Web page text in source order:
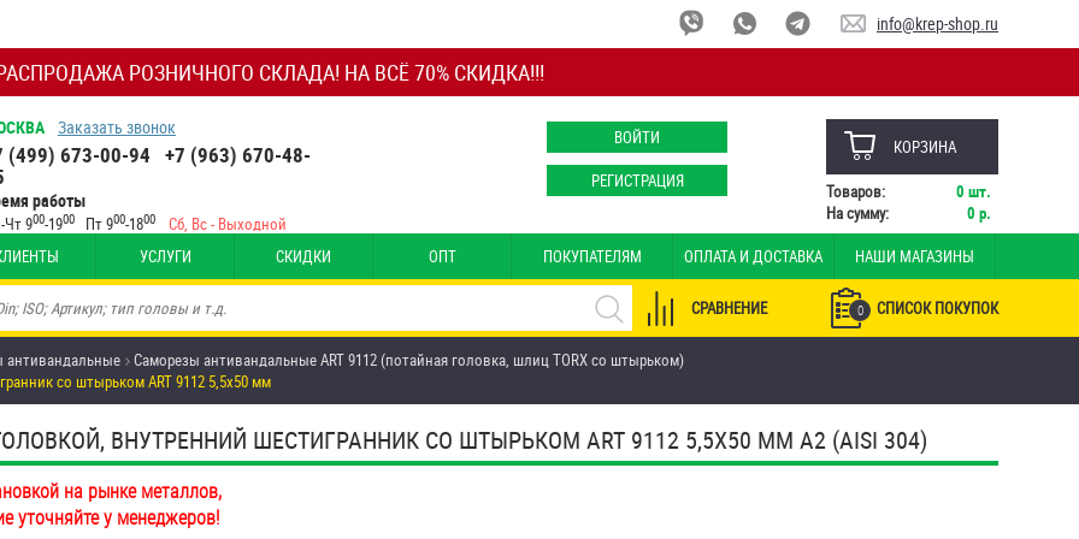
РОЗНИЧНОГО СКЛАДА! НА ВСЁ 70% СКИДКА!!!
info@krep-shop.ru
Заказать звонок
(499) 673-00-94 +7 (963) 670-48-
работы
Чт 900-1900 Пт 900-1800 Сб, Вс - Выходной
ВОЙТИ
РЕГИСТРАЦИЯ
КОРЗИНА
Товаров: 0 шт.
На сумму:
0 р.
УСЛУГИ СКИДКИ ОПТ ПОКУПАТЕЛЯМ ОПЛАТА И ДОСТАВКА НАШИ МАГАЗИНЫ
0 СПИСОК ПОКУПОК
СРАВНЕНИЕ
антивандальные
Саморезы антивандальные ART 9112 (потайная головка, шлиц TORX со штырьком)
со штырьком ART 9112 5,5х50 мм
ВНУТРЕННИЙ ШЕСТИГРАННИК СО ШТЫРЬКОМ ART 9112 5,5Х50 ММ А2 (AISI 304)
на рынке металлов,
уточняйте у менеджеров!